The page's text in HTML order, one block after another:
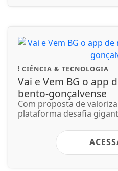
CIÊNCIA & TECNOLOGIA
Vai e Vem BG o app
bento-gonçalvense
Com proposta de
plataforma desafia